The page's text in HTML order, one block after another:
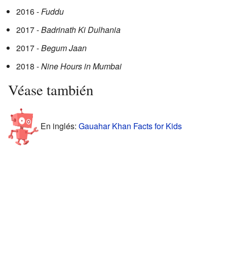
2016 -Fuddu
2017 -Badrinath Ki Dulhania
2017 -Begum Jaan
2018 -Nine Hours in Mumbai
Véase también
En inglés: Gauahar Khan Facts for Kids